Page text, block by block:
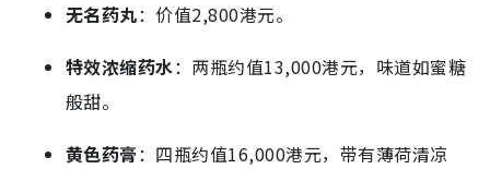
无名药丸：价值2,800港元。
特效浓缩药水：两瓶约值13,000港元，味道如蜜糖
般甜。
黄色药膏：四瓶约值16,000港元，带有薄荷清凉